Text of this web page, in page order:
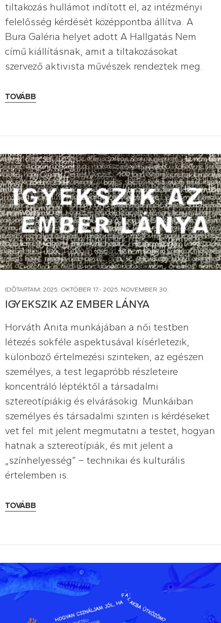
tiltakozás hullámot indított el, az intézményi
felelősség kérdését középpontba állítva. A
Bura Galéria helyet adott A Hallgatás Nem
című kiállításnak, amit a tiltakozásokat
szervező aktivista művészek rendeztek meg.
TOVÁBB
IDŐTARTAM: 2025. OKTÓBER 17.- 2025. NOVEMBER 30.
IGYEKSZIK AZ EMBER LÁNYA
Horváth Anita munkájában a női testben
létezés sokféle aspektusával kísérletezik,
különböző értelmezési szinteken, az egészen
személyes, a test legapróbb részleteire
koncentráló léptéktől a társadalmi
sztereotípiákig és elvárásokig. Munkáiban
személyes és társadalmi szinten is kérdéseket
vet fel: mit jelent megmutatni a testet, hogyan
hatnak a sztereotípiák, és mit jelent a
„színhelyesség” – technikai és kulturális
értelemben is.
TOVÁBB